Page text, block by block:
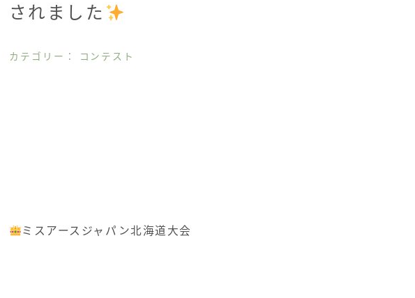
されました
カテゴリー： コンテスト
ミスアースジャパン北海道大会